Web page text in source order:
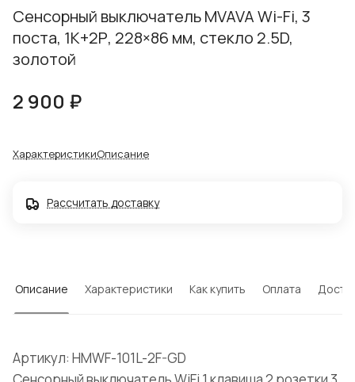
Сенсорный выключатель MVAVA Wi-Fi, 3
поста, 1К+2Р, 228×86 мм, стекло 2.5D,
золотой
2 900 ₽
ХарактеристикиОписание
Рассчитать доставку
Описание Характеристики Как купить Оплата
Артикул: HMWF-101L-2F-GD